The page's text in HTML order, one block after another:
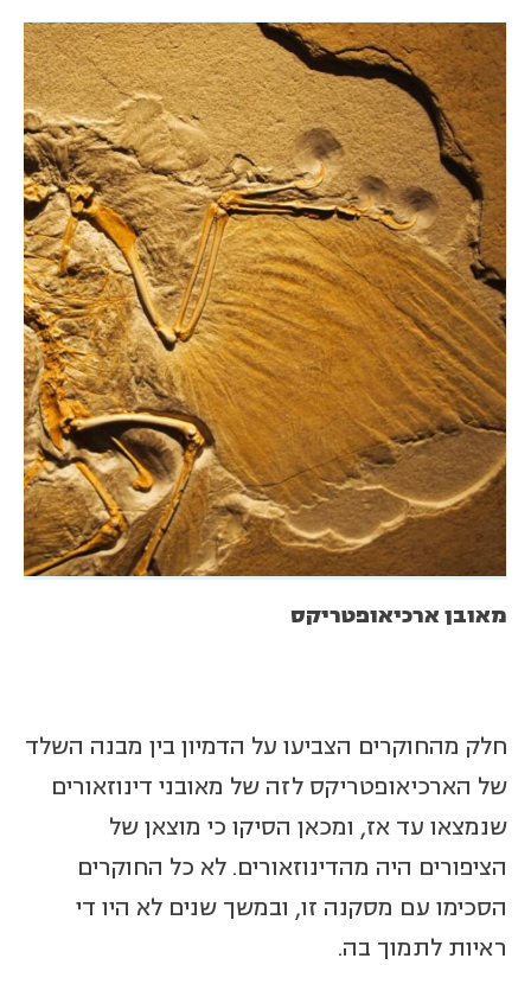
מאובן ארכיאופטריקס
חלק מהחוקרים הצביעו על הדמיון בין מבנה השלד
של הארכיאופטריקס לזה של מאובני דינוזאורים
שנמצאו עד אז, ומכאן הסיקו כי מוצאן של
הציפורים היה מהדינוזאורים. לא כל החוקרים
הסכימו עם מסקנה זו, ובמשך שנים לא היו די
ראיות לתמוך בה.